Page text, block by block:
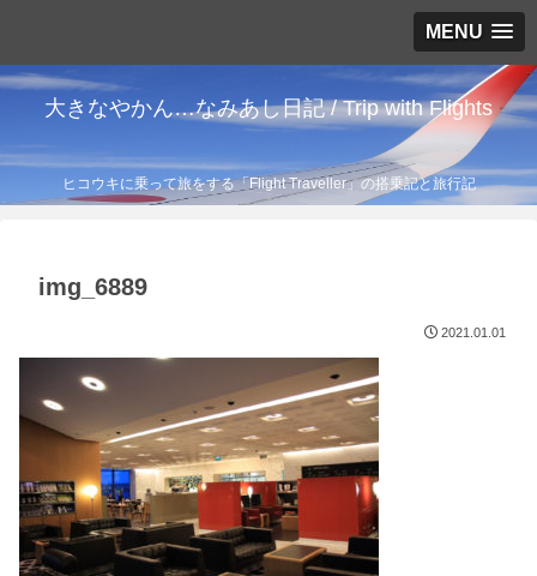
MENU
大きなやかん…なみあし日記 / Trip with Flights
ヒコウキに乗って旅をする「Flight Traveller」の搭乗記と旅行記
img_6889
2021.01.01